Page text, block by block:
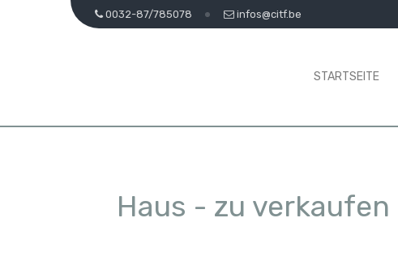
0032-87/785078 infos@citf.be
STARTSEITE
Haus - zu verkaufen